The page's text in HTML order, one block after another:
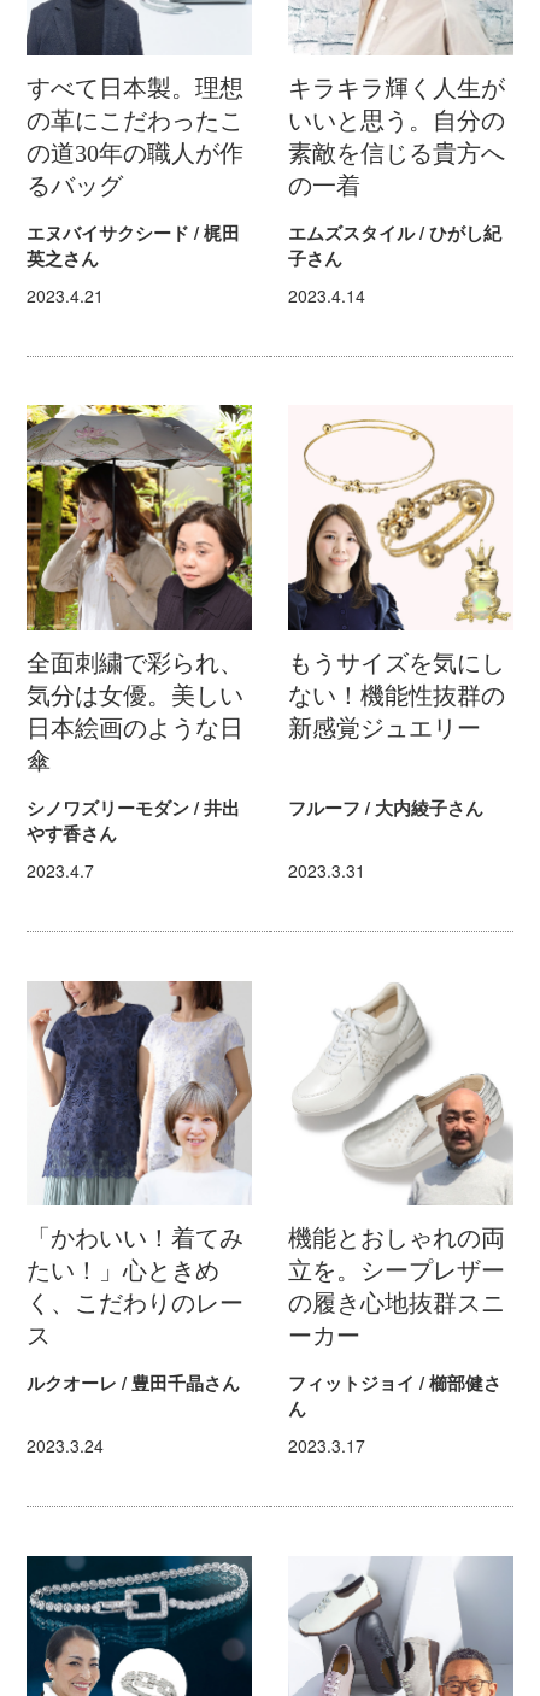
すべて日本製。理想
の革にこだわったこ
の道30年の職人が作
るバッグ
エヌバイサクシード / 梶田
英之さん
2023.4.21
キラキラ輝く人生が
いいと思う。自分の
素敵を信じる貴方へ
の一着
エムズスタイル / ひがし紀
子さん
2023.4.14
全面刺繍で彩られ、
気分は女優。美しい
日本絵画のような日
傘
シノワズリーモダン / 井出
やす香さん
2023.4.7
もうサイズを気にし
ない！機能性抜群の
新感覚ジュエリー
フルーフ / 大内綾子さん
2023.3.31
「かわいい！着てみ
たい！」心ときめ
く、こだわりのレー
ス
ルクオーレ / 豊田千晶さん
2023.3.24
機能とおしゃれの両
立を。シープレザー
の履き心地抜群スニ
ーカー
フィットジョイ / 櫛部健さ
ん
2023.3.17